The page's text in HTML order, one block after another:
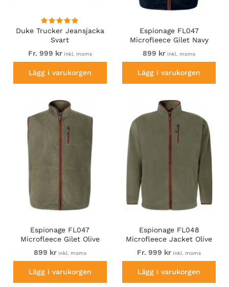
Duke Trucker Jeansjacka
Svart
Fr. 999 krinkl. moms
Lägg i varukorgen
Espionage FL047
Microfleece Gilet Navy
899 kr inkl. moms
Lägg i varukorgen
Espionage FL047
Microfleece Gilet Olive
Green
899 krinkl. moms
Lägg i varukorgen
Espionage FL048
Microfleece Jacket Olive
Green
Fr. 999 kr inkl. moms
Lägg i varukorgen